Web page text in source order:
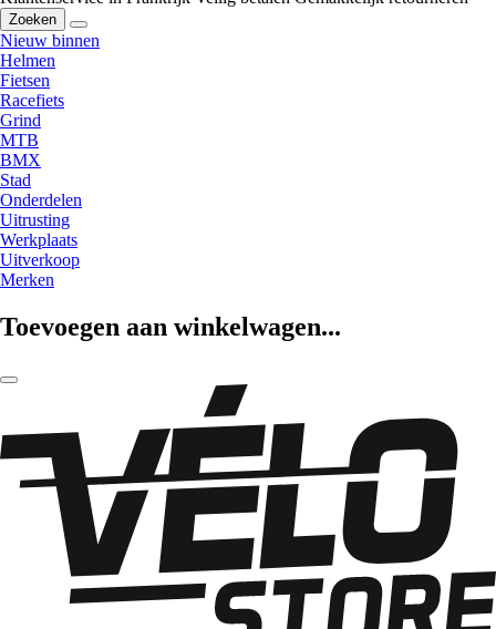
Zoeken
Nieuw binnen
Helmen
Fietsen
Racefiets
Grind
MTB
BMX
Stad
Onderdelen
Uitrusting
Werkplaats
Uitverkoop
Merken
Toevoegen aan winkelwagen...